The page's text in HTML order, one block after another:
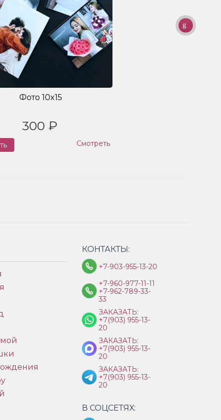
Фото 10x15
300 ₽
Смотреть
КОНТАКТЫ:
+7-903-955-13-20
+7-960-977-11-11
+7-962-789-33-
33
ЗАКАЗАТЬ:
+7(903) 955-13-
20
ЗАКАЗАТЬ:
+7(903) 955-13-
20
ЗАКАЗАТЬ:
+7(903) 955-13-
20
В СОЦСЕТЯХ: